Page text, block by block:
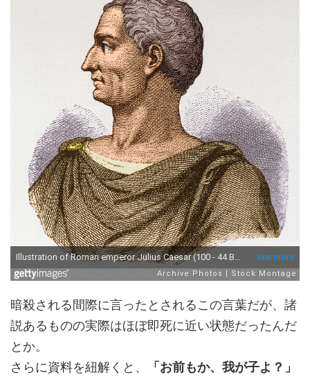
暗殺される間際に言ったとされるこの言葉だが、諸
説あるものの実際はほぼ即死に近い状態だったんだ
とか。
さらに資料を紐解くと、
「お前もか、我が子よ？」